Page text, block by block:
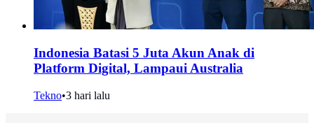
Indonesia Batasi 5 Juta Akun Anak di
Platform Digital, Lampaui Australia
Tekno•3 hari lalu